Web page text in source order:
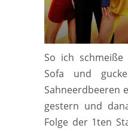
So ich
Sofa und
Sahneerdbeeren
gestern und
Folge der 1ten